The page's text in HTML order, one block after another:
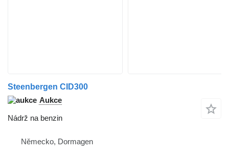
Steenbergen CID300
Aukce
Nádrž na benzin
Německo, Dormagen